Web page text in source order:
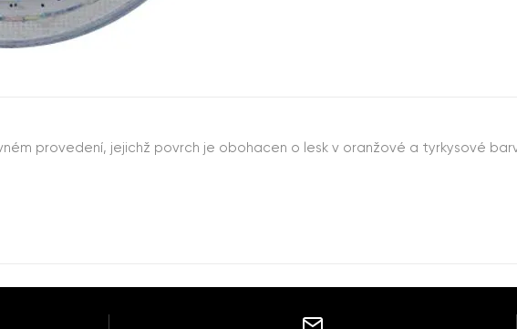
provedení, jejichž povrch je obohacen o lesk v oranžové a tyrkysové